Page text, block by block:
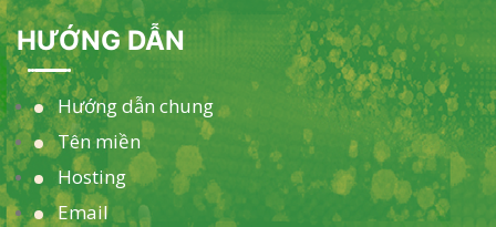
HƯỚNG DẪN
Hướng dẫn chung
Tên miền
Hosting
Email